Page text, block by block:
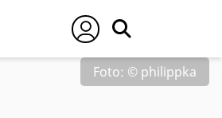
Foto: © philippka